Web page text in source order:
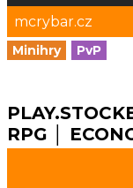
mcrybar.cz
Minihry PvP
RPG │